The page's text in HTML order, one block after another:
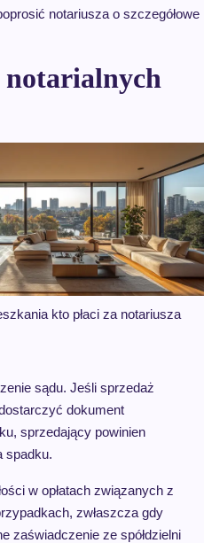
notariusza o szczegółowe
notarialnych
kto płaci za notariusza
sądu. Jeśli sprzedaż
dokument
sprzedający powinien
spadku.
w opłatach związanych z
zwłaszcza gdy
zaświadczenie ze spółdzielni